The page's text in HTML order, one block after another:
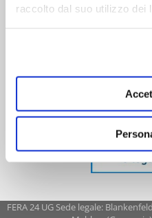
raccolto dal suo utilizzo dei
FERA 24 UG Sede legale: